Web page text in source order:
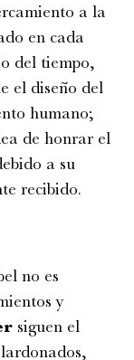
a la
en cada
del tiempo,
el diseño del
humano;
de honrar el
a su
recibido.
no es
y
siguen el